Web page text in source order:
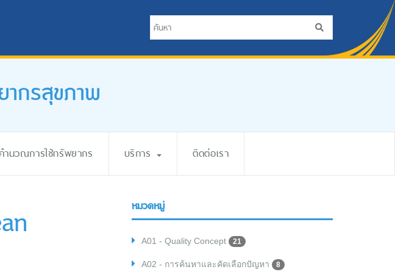
กรสุขภาพ
ำนวณการใช้ทรัพยากร บริการ ติดต่อเรา
หมวดหมู่
A01 - Quality Concept 21
A02 - การค้นหาและคัดเลือกปัญหา 8